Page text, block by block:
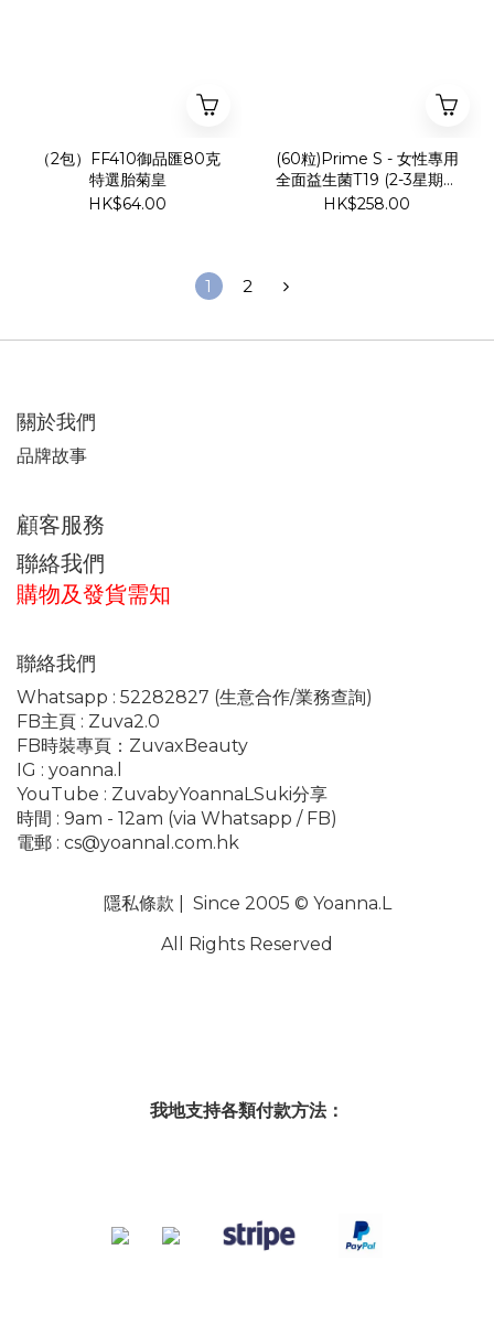
（2包）FF410御品匯80克
特選胎菊皇
HK$64.00
(60粒)Prime S - 女性專用
全面益生菌T19 (2-3星期寄
出)
HK$258.00
1 2
關於我們
品牌故事
顧客服務
聯絡我們
購物及發貨需知
聯絡我們
Whatsapp : 52282827 (生意合作/業務查詢)
FB主頁 : Zuva2.0
FB時裝專頁： ZuvaxBeauty
IG : yoanna.l
YouTube : ZuvabyYoannaLSuki分享
時間 : 9am - 12am (via Whatsapp / FB)
電郵 : cs@yoannal.com.hk
隱私條款 | Since 2005 © Yoanna.L
All Rights Reserved
我地支持各類付款方法：